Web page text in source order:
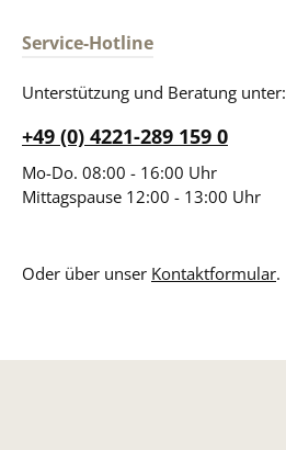
Service-Hotline
Unterstützung und Beratung unter:
+49 (0) 4221-289 159 0
Mo-Do. 08:00 - 16:00 Uhr
Mittagspause 12:00 - 13:00 Uhr
Oder über unser Kontaktformular.